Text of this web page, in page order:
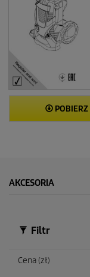
POBIERZ
AKCESORIA
Filtr
Cena (zł)